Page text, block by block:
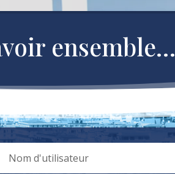
ensemble…